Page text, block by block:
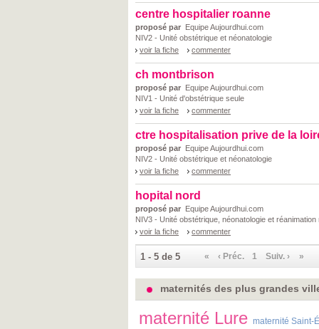
centre hospitalier roanne
proposé par Equipe Aujourdhui.com
NIV2 - Unité obstétrique et néonatologie
voir la fiche
commenter
ch montbrison
proposé par Equipe Aujourdhui.com
NIV1 - Unité d'obstétrique seule
voir la fiche
commenter
ctre hospitalisation prive de la
proposé par Equipe Aujourdhui.com
NIV2 - Unité obstétrique et néonatologie
voir la fiche
commenter
hopital nord
proposé par Equipe Aujourdhui.com
NIV3 - Unité obstétrique, néonatologie et réanimation
voir la fiche
commenter
1 - 5 de 5 « ‹ Préc. 1 Suiv. › »
maternités des plus grandes
maternité Lure maternité Saint-